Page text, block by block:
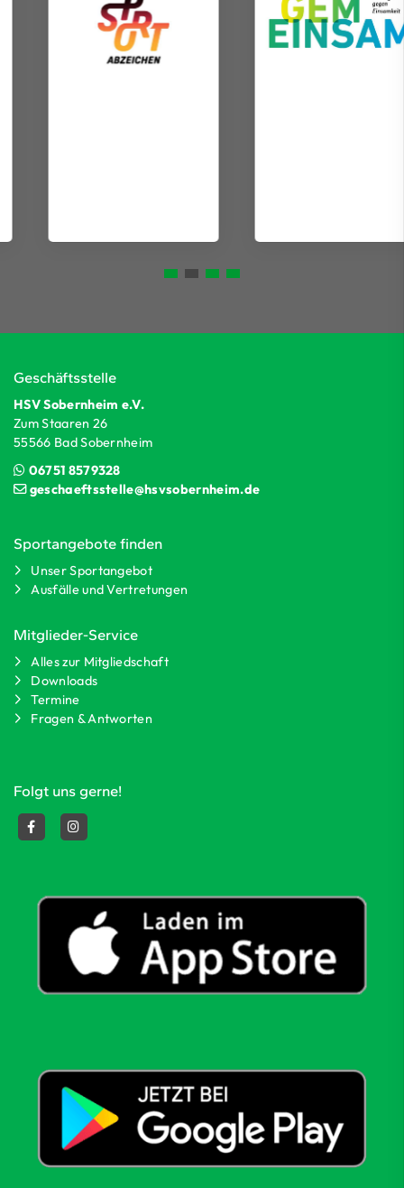
Geschäftsstelle
HSV Sobernheim e.V.
Zum Staaren 26
55566 Bad Sobernheim
06751 8579328
geschaeftsstelle@hsvsobernheim.de
Sportangebote finden
Unser Sportangebot
Ausfälle und Vertretungen
Mitglieder-Service
Alles zur Mitgliedschaft
Downloads
Termine
Fragen & Antworten
Folgt uns gerne!